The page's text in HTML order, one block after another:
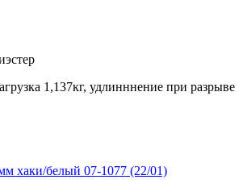
1,137кг, удлинннение при разрыве
хаки/белый 07-1077 (22/01)